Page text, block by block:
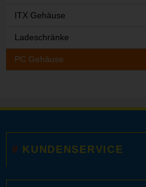
ITX Gehäuse
Ladeschränke
PC Gehäuse
KUNDENSERVICE